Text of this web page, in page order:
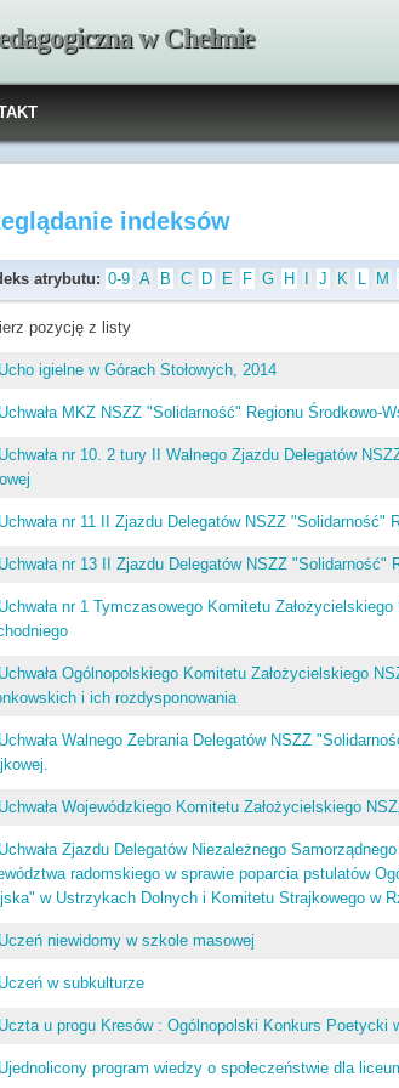
w Chełmie
indeksów
atrybutu: 0-9 A B C D E F G H J K L M
pozycję z listy
Ucho igielne w Górach Stołowych, 2014
Uchwała MKZ NSZZ "Solidarność" Regionu Środkowo-
Uchwała nr 10. 2 tury II Walnego Zjazdu Delegatów
Uchwała nr 11 II Zjazdu Delegatów NSZZ
Uchwała nr 13 II Zjazdu Delegatów NSZZ "Solidarność"
Uchwała nr 1 Tymczasowego Komitetu
Uchwała Ogólnopolskiego Komitetu Założycielskiego
i ich rozdysponowania
Uchwała Walnego Zebrania Delegatów NSZZ
Uchwała Wojewódzkiego Komitetu Założycielskiego
Uchwała Zjazdu Delegatów Niezależnego
radomskiego w sprawie poparcia pstulatów
w Ustrzykach Dolnych i Komitetu Strajkowego w
Uczeń niewidomy w szkole masowej
Uczeń w subkulturze
Uczta u progu Kresów : Ogólnopolski Konkurs Poetycki
Ujednolicony program wiedzy o społeczeństwie dla